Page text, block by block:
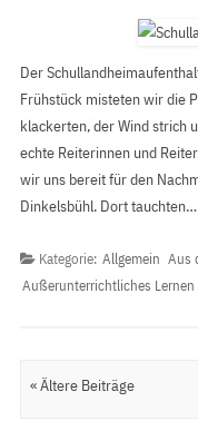
Der
Frühstück misteten wir die
klackerten, der Wind strich
echte Reiterinnen und
wir uns bereit für den
Dinkelsbühl. Dort tauchten…
Kategorie: Allgemein Aus
Außerunterrichtliches Lernen
Artikel Navigation
« Ältere Beiträge